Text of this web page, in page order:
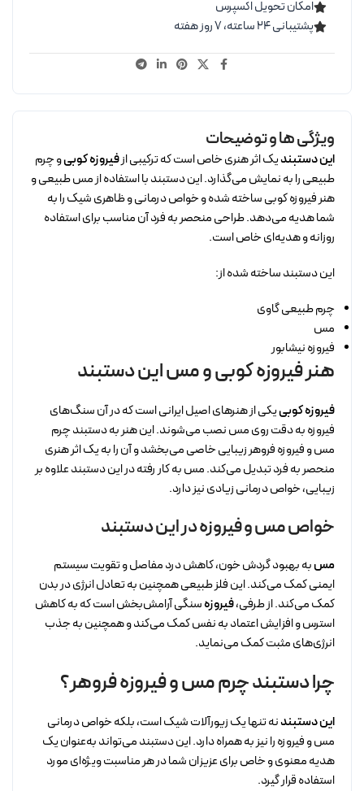
امکان تحویل اکسپرس
پشتیبانی ۲۴ ساعته، ۷ روز هفته
ویژگی ها و توضیحات
این دستبندیک اثر هنری خاص است که ترکیبی ازفیروزه کوبیو چرم
طبیعی را به نمایش می‌گذارد. این دستبند با استفاده از مس طبیعی و
هنر فیروزه کوبی ساخته شده و خواص درمانی و ظاهری شیک را به
شما هدیه می‌دهد. طراحی منحصر به فرد آن مناسب برای استفاده
روزانه و هدیه‌ای خاص است.
این دستبند ساخته شده از:
چرم طبیعی گاوی
مس
فیروزه نیشابور
هنر فیروزه کوبی و مس این دستبند
فیروزه کوبییکی از هنرهای اصیل ایرانی است که در آن سنگ‌های
فیروزه به دقت روی مس نصب می‌شوند. این هنر به دستبند چرم
مس و فیروزه فروهر زیبایی خاصی می‌بخشد و آن را به یک اثر هنری
منحصر به فرد تبدیل می‌کند. مس به کار رفته در این دستبند علاوه بر
زیبایی، خواص درمانی زیادی نیز دارد.
خواص مس و فیروزه در این دستبند
مسبه بهبود گردش خون، کاهش درد مفاصل و تقویت سیستم
ایمنی کمک می‌کند. این فلز طبیعی همچنین به تعادل انرژی در بدن
کمک می‌کند. از طرفی،فیروزهسنگی آرامش‌بخش است که به کاهش
استرس و افزایش اعتماد به نفس کمک می‌کند و همچنین به جذب
انرژی‌های مثبت کمک می‌نماید.
چرا دستبند چرم مس و فیروزه فروهر؟
این دستبندنه تنها یک زیورآلات شیک است، بلکه خواص درمانی
مس و فیروزه را نیز به همراه دارد. این دستبند می‌تواند به‌عنوان یک
هدیه معنوی و خاص برای عزیزان شما در هر مناسبت ویژه‌ای مورد
استفاده قرار گیرد.